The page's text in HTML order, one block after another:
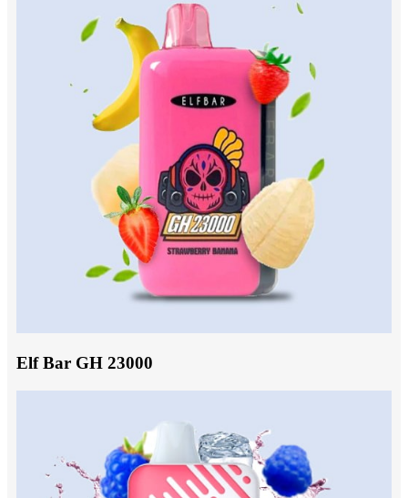
Elf Bar GH 23000